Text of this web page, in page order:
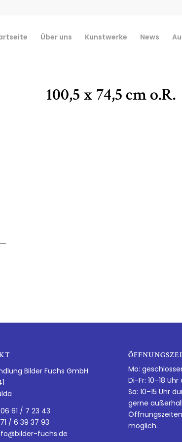
Über uns Kunstwerke News
100,5 x 74,5 cm o.R.
Bilder Fuchs GmbH
61 / 7 23 43
/ 6 39 37 93
fuchs.de
Mo:
Di-Fr: 10–18
Sa: 10–15 Uhr
gerne
möglich.